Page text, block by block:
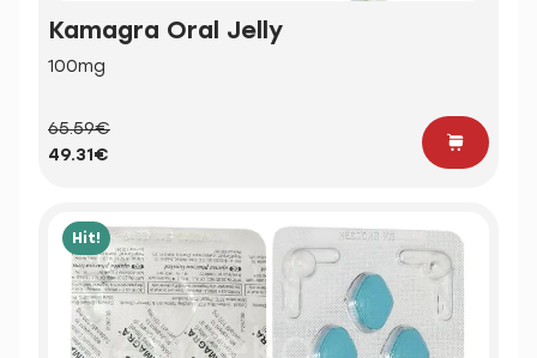
Kamagra Oral Jelly
100mg
65.59€
49.31€
Hit!